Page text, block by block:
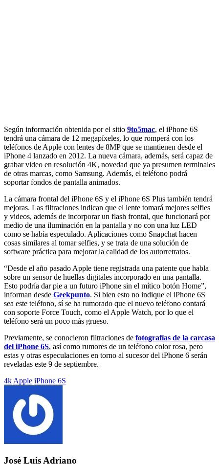
Según información obtenida por el sitio 9to5mac, el iPhone 6S
tendrá una cámara de 12 megapíxeles, lo que romperá con los
teléfonos de Apple con lentes de 8MP que se mantienen desde el
iPhone 4 lanzado en 2012. La nueva cámara, además, será capaz de
grabar video en resolución 4K, novedad que ya presumen terminales
de otras marcas, como Samsung. Además, el teléfono podrá
soportar fondos de pantalla animados.
La cámara frontal del iPhone 6S y el iPhone 6S Plus también tendrá
mejoras. Las filtraciones indican que el lente tomará mejores selfies
y videos, además de incorporar un flash frontal, que funcionará por
medio de una iluminación en la pantalla y no con una luz LED
como se había especulado. Aplicaciones como Snapchat hacen
cosas similares al tomar selfies, y se trata de una solución de
software práctica para mejorar la calidad de los autorretratos.
“Desde el año pasado Apple tiene registrada una patente que habla
sobre un sensor de huellas digitales incorporado en una pantalla.
Esto podría dar pie a un futuro iPhone sin el mítico botón Home”,
informan desde Geekpunto. Si bien esto no indique el iPhone 6S
sea este teléfono, sí se ha rumorado que el nuevo teléfono contará
con soporte Force Touch, como el Apple Watch, por lo que el
teléfono será un poco más grueso.
Previamente, se conocieron filtraciones de fotografías de la carcasa
del iPhone 6S, así como rumores de un teléfono color rosa, pero
estas y otras especulaciones en torno al sucesor del iPhone 6 serán
reveladas este 9 de septiembre.
Etiquetado
4k Apple iPhone 6S
José Luis Adriano